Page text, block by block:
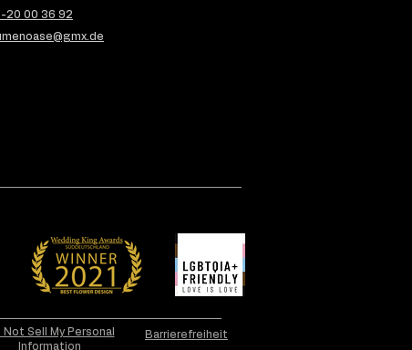
20 00 36 92
Not Sell My Personal
Information
Barrierefreiheit